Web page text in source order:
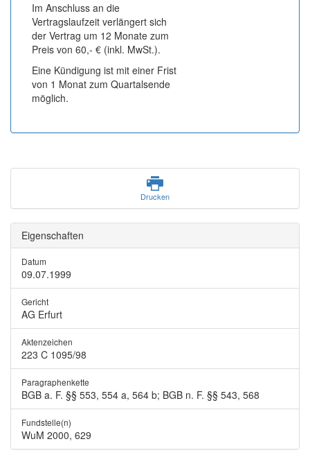
Im Anschluss an die
Vertragslaufzeit verlängert sich
der Vertrag um 12 Monate zum
Preis von 60,- € (inkl. MwSt.).
Eine Kündigung ist mit einer Frist
von 1 Monat zum Quartalsende
möglich.
Drucken
Eigenschaften
Datum
09.07.1999
Gericht
AG Erfurt
Aktenzeichen
223 C 1095/98
Paragraphenkette
BGB a. F. §§ 553, 554 a, 564 b; BGB n. F. §§ 543, 568
Fundstelle(n)
WuM 2000, 629